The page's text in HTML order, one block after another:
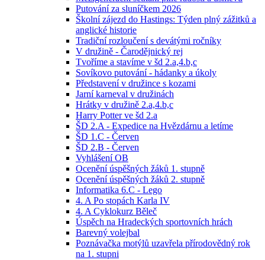
Putování za sluníčkem 2026
Školní zájezd do Hastings: Týden plný zážitků a
anglické historie
Tradiční rozloučení s devátými ročníky
V družině - Čarodějnický rej
Tvoříme a stavíme v šd 2.a,4.b,c
Sovíkovo putování - hádanky a úkoly
Představení v družince s kozami
Jarní karneval v družinách
Hrátky v družině 2.a,4.b,c
Harry Potter ve šd 2.a
ŠD 2.A - Expedice na Hvězdárnu a letíme
ŠD 1.C - Červen
ŠD 2.B - Červen
Vyhlášení OB
Ocenění úspěšných žáků 1. stupně
Ocenění úspěšných žáků 2. stupně
Informatika 6.C - Lego
4. A Po stopách Karla IV
4. A Cyklokurz Běleč
Úspěch na Hradeckých sportovních hrách
Barevný volejbal
Poznávačka motýlů uzavřela přírodovědný rok
na 1. stupni